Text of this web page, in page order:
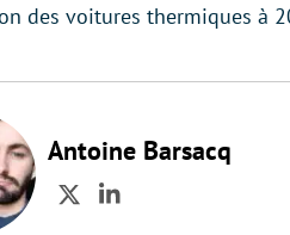
des voitures thermiques à
Antoine Barsacq
TwitterLinkedIn